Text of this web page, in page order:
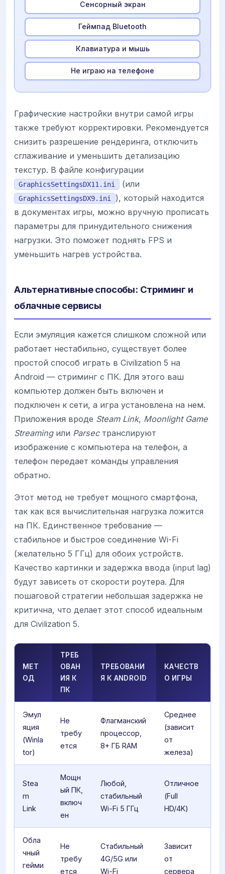
Сенсорный экран
Геймпад Bluetooth
Клавиатура и мышь
Не играю на телефоне
Графические настройки внутри самой игры
также требуют корректировки. Рекомендуется
снизить разрешение рендеринга, отключить
сглаживание и уменьшить детализацию
текстур. В файле конфигурации
GraphicsSettingsDX11.ini (или
GraphicsSettingsDX9.ini
), который находится
в документах игры, можно вручную прописать
параметры для принудительного снижения
нагрузки. Это поможет поднять FPS и
уменьшить нагрев устройства.
Альтернативные способы: Стриминг и
облачные сервисы
Если эмуляция кажется слишком сложной или
работает нестабильно, существует более
простой способ играть в Civilization 5 на
Android — стриминг с ПК. Для этого ваш
компьютер должен быть включен и
подключен к сети, а игра установлена на нем.
Приложения вроде Steam Link, Moonlight Game
Streamingили Parsecтранслируют
изображение с компьютера на телефон, а
телефон передает команды управления
обратно.
Этот метод не требует мощного смартфона,
так как вся вычислительная нагрузка ложится
на ПК. Единственное требование —
стабильное и быстрое соединение Wi-Fi
(желательно 5 ГГц) для обоих устройств.
Качество картинки и задержка ввода (input lag)
будут зависеть от скорости роутера. Для
пошаговой стратегии небольшая задержка не
критична, что делает этот способ идеальным
для Civilization 5.
МЕТ
ОД
ТРЕБ
ОВАН
ИЯ К
ПК
ТРЕБОВАНИ
Я К ANDROID
КАЧЕСТВ
О ИГРЫ
Эмул
яция
(Winla
tor)
Не
требу
ется
Флагманский
процессор,
8+ ГБ RAM
Среднее
(зависит
от
железа)
Stea
m
Link
Мощн
ый ПК,
включ
ен
Любой,
стабильный
Wi-Fi 5 ГГц
Отличное
(Full
HD/4K)
Обла
чный
гейми
Не
требу
ется
Стабильный
4G/5G или
Wi-Fi
Зависит
от
сервера